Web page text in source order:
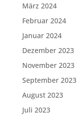
März 2024
Februar 2024
Januar 2024
Dezember 2023
November 2023
September 2023
August 2023
Juli 2023